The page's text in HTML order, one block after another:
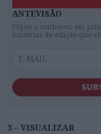
ANTEVISÃO
Fique a conhecer, em
histórias da edição que
3 – VISUALIZAR